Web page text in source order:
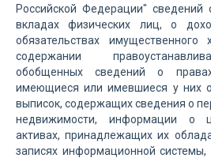
Российской Федерации" сведений
вкладах физических лиц, о
обязательствах имущественного
содержании
обобщенных сведений о
имеющиеся или имевшиеся у них
выписок, содержащих сведения о
недвижимости, информации о
активах, принадлежащих их
записях информационной системы,